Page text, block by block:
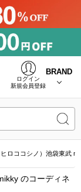
ログイン
新規会員登録
BRAND
ロココシノ）池袋東武
のコーディネ